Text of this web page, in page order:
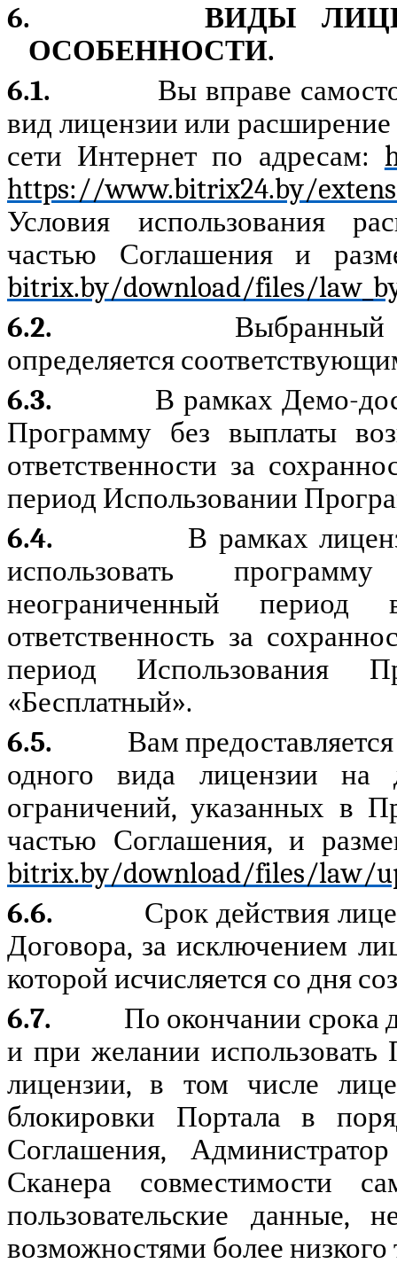
6.
ВИДЫ
ОСОБЕННОСТИ.
6.1.
Вы вправе
вид лицензии или
сети Интернет по адресам:
https://www.bitrix24.by/
Условия использования
частью Соглашения и
bitrix.by/download/files/
6.2.
Выбранный
определяется
6.3.
В рамках Демо-
Программу без выплаты
ответственности за
период Использовании
6.4.
В рамках
использовать
неограниченный
ответственность за
период Использования
«Бесплатный».
6.5.
Вам
одного вида лицензии
ограничений, указанных в
частью Соглашения, и
bitrix.by/download/files/law/
6.6.
Срок действия
Договора, за исключением
которой исчисляется со дня
6.7.
По окончании срока
и при желании использовать
лицензии, в том числе
блокировки Портала в
Соглашения,
Сканера совместимости
пользовательские данные,
возможностями более низкого